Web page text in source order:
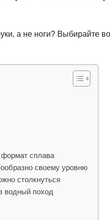
а не ноги? Выбирайте
сплава
своему уровню
столкнуться
водный поход